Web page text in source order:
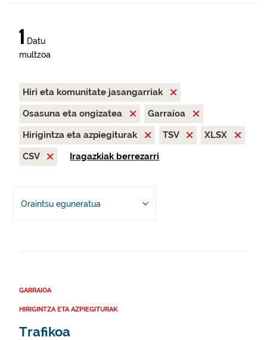
1 Datu
multzoa
Hiri eta komunitate jasangarriak
Osasuna eta ongizatea
Garraioa
Hirigintza eta azpiegiturak
TSV
XLSX
CSV
Iragazkiak berrezarri
Oraintsu eguneratua
GARRAIOA
HIRIGINTZA ETA AZPIEGITURAK
Trafikoa